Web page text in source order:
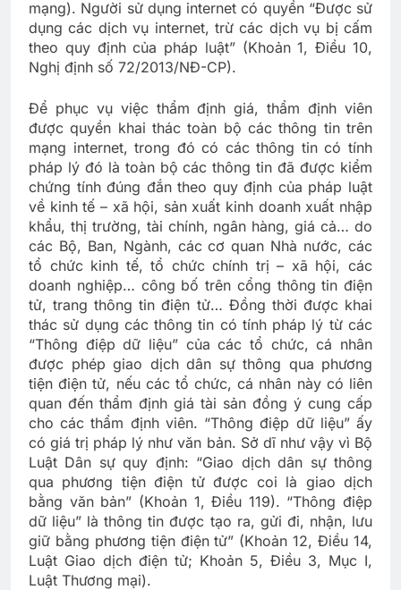
mạng). Người sử dụng internet có quyền “Được sử
dụng các dịch vụ internet, trừ các dịch vụ bị cấm
theo quy định của pháp luật” (Khoản 1, Điều 10,
Nghị định số 72/2013/NĐ-CP).
Để phục vụ việc thẩm định giá, thẩm định viên
được quyền khai thác toàn bộ các thông tin trên
mạng internet, trong đó có các thông tin có tính
pháp lý đó là toàn bộ các thông tin đã được kiểm
chứng tính đúng đắn theo quy định của pháp luật
về kinh tế – xã hội, sản xuất kinh doanh xuất nhập
khẩu, thị trường, tài chính, ngân hàng, giá cả… do
các Bộ, Ban, Ngành, các cơ quan Nhà nước, các
tổ chức kinh tế, tổ chức chính trị – xã hội, các
doanh nghiệp… công bố trên cổng thông tin điện
tử, trang thông tin điện tử… Đồng thời được khai
thác sử dụng các thông tin có tính pháp lý từ các
“Thông điệp dữ liệu” của các tổ chức, cá nhân
được phép giao dịch dân sự thông qua phương
tiện điện tử, nếu các tổ chức, cá nhân này có liên
quan đến thẩm định giá tài sản đồng ý cung cấp
cho các thẩm định viên. “Thông điệp dữ liệu” ấy
có giá trị pháp lý như văn bản. Sở dĩ như vậy vì Bộ
Luật Dân sự quy định: “Giao dịch dân sự thông
qua phương tiện điện tử được coi là giao dịch
bằng văn bản” (Khoản 1, Điều 119). “Thông điệp
dữ liệu” là thông tin được tạo ra, gửi đi, nhận, lưu
giữ bằng phương tiện điện tử” (Khoản 12, Điều 14,
Luật Giao dịch điện tử; Khoản 5, Điều 3, Mục I,
Luật Thương mại).